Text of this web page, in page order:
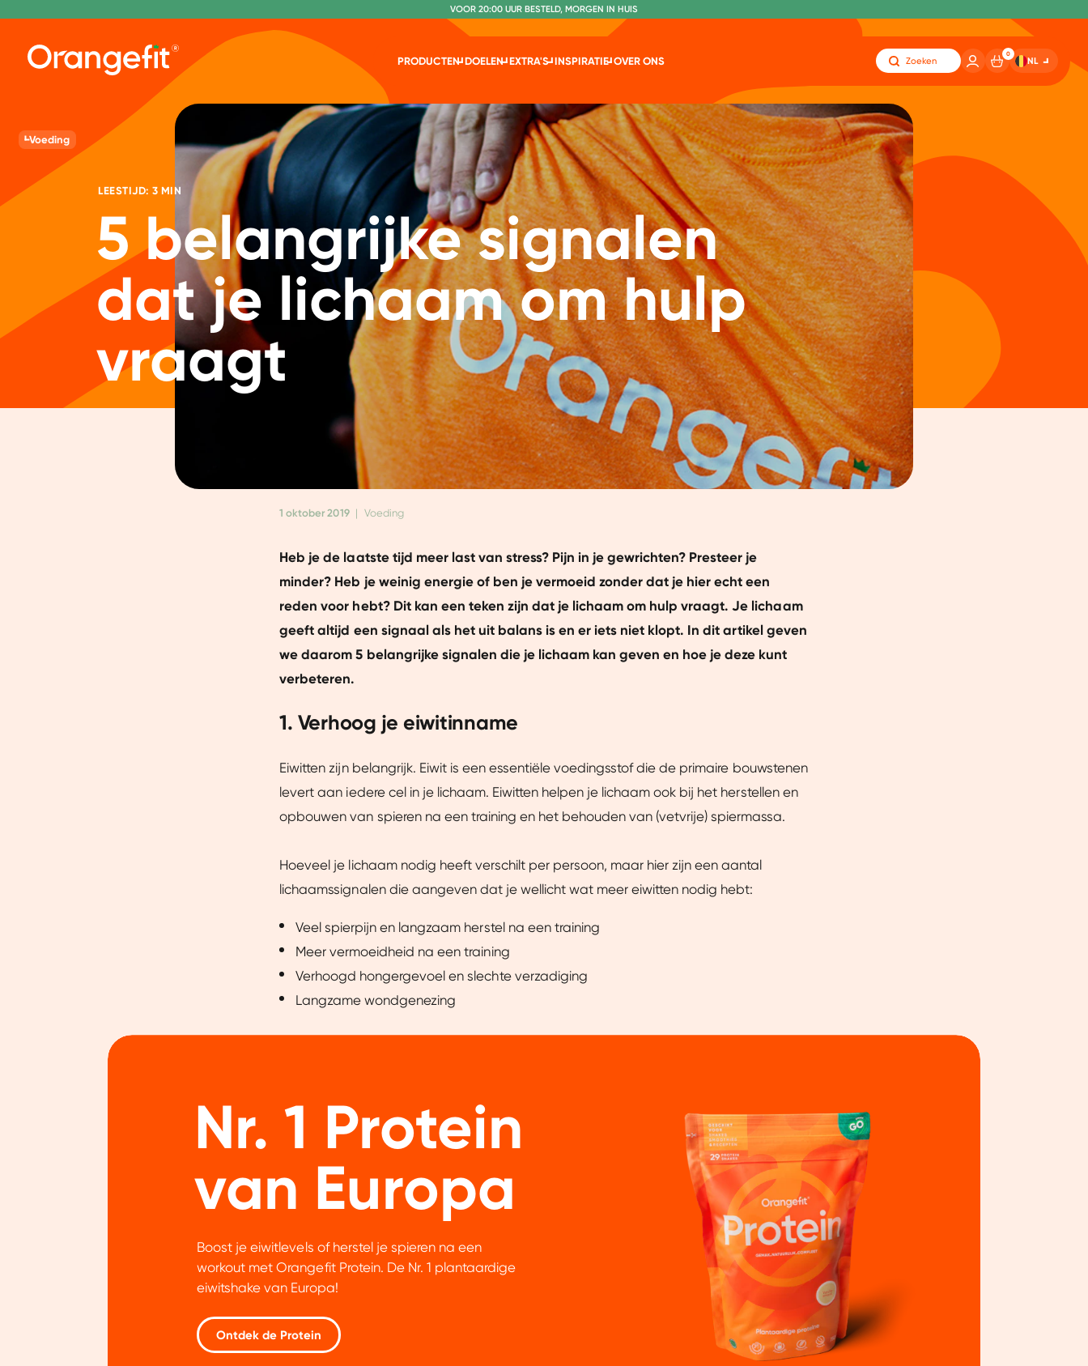
NR. 1 GETEST CONSUMENTENBOND
VOOR 20:00 UUR BESTELD, MORGEN IN HUIS
PRODUCTEN DOELEN EXTRA'S INSPIRATIE OVER ONS Zoeken
0
NL
LEESTIJD: 3 MIN
5 belangrijke signalen
dat je lichaam om hulp
vraagt
Voeding
1 oktober 2019 | Voeding
Heb je de laatste tijd meer last van stress? Pijn in je gewrichten? Presteer je
minder? Heb je weinig energie of ben je vermoeid zonder dat je hier echt een
reden voor hebt? Dit kan een teken zijn dat je lichaam om hulp vraagt. Je lichaam
geeft altijd een signaal als het uit balans is en er iets niet klopt. In dit artikel geven
we daarom 5 belangrijke signalen die je lichaam kan geven en hoe je deze kunt
verbeteren.
1. Verhoog je eiwitinname
Eiwitten zijn belangrijk. Eiwit is een essentiële voedingsstof die de primaire bouwstenen
levert aan iedere cel in je lichaam. Eiwitten helpen je lichaam ook bij het herstellen en
opbouwen van spieren na een training en het behouden van (vetvrije) spiermassa.
Hoeveel je lichaam nodig heeft verschilt per persoon, maar hier zijn een aantal
lichaamssignalen die aangeven dat je wellicht wat meer eiwitten nodig hebt:
Veel spierpijn en langzaam herstel na een training
Meer vermoeidheid na een training
Verhoogd hongergevoel en slechte verzadiging
Langzame wondgenezing
Nr. 1 Protein
van Europa
Boost je eiwitlevels of herstel je spieren na een
workout met Orangefit Protein. De Nr. 1 plantaardige
eiwitshake van Europa!
Ontdek de Protein